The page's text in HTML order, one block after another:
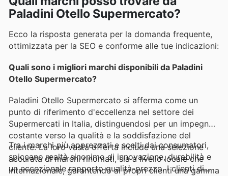
Paladini Otello Supermercato?
Ecco la risposta generata per la domanda frequente,
ottimizzata per la SEO e conforme alle tue indicazioni:
Quali sono i migliori marchi disponibili da Paladini
Otello Supermercato?
Paladini Otello Supermercato si afferma come un
punto di riferimento d'eccellenza nel settore dei
Supermercati in Italia, distinguendosi per un impegno
costante verso la qualità e la soddisfazione del
cliente. La loro vasta offerta include una selezione
accurata di marchi rinomati, sia a livello locale che
internazionale, garantendo ai propri clienti una gamma
Tra i marchi più apprezzati e scelti dai consumatori,
spiccano realtà sinonimo di innovazione, durabilità e
un eccezionale rapporto qualità-prezzo. I clienti di